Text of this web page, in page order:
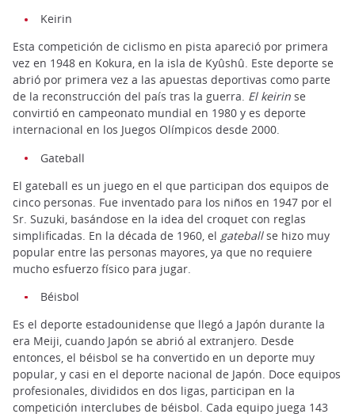
Keirin
Esta competición de ciclismo en pista apareció por primera
vez en 1948 en Kokura, en la isla de Kyûshû. Este deporte se
abrió por primera vez a las apuestas deportivas como parte
de la reconstrucción del país tras la guerra. El keirin se
convirtió en campeonato mundial en 1980 y es deporte
internacional en los Juegos Olímpicos desde 2000.
Gateball
El gateball es un juego en el que participan dos equipos de
cinco personas. Fue inventado para los niños en 1947 por el
Sr. Suzuki, basándose en la idea del croquet con reglas
simplificadas. En la década de 1960, el gateballse hizo muy
popular entre las personas mayores, ya que no requiere
mucho esfuerzo físico para jugar.
Béisbol
Es el deporte estadounidense que llegó a Japón durante la
era Meiji, cuando Japón se abrió al extranjero. Desde
entonces, el béisbol se ha convertido en un deporte muy
popular, y casi en el deporte nacional de Japón. Doce equipos
profesionales, divididos en dos ligas, participan en la
competición interclubes de béisbol. Cada equipo juega 143